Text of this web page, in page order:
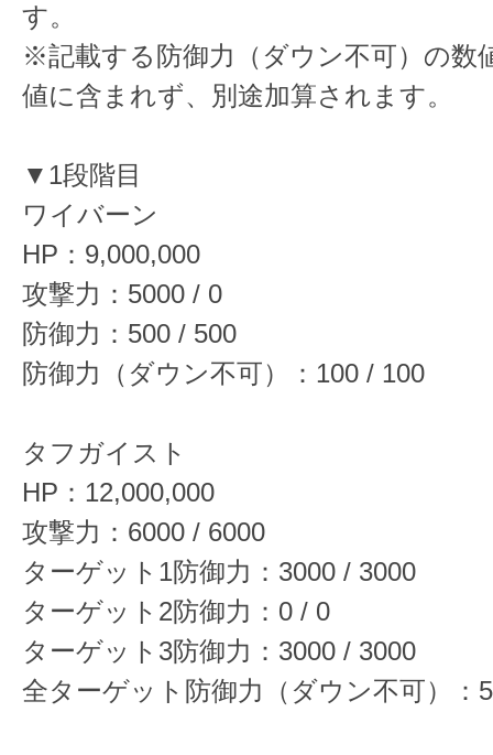
す。
※記載する防御力（ダウン不可）の数
値に含まれず、別途加算されます。
▼1段階目
ワイバーン
HP：9,000,000
攻撃力：5000 / 0
防御力：500 / 500
防御力（ダウン不可）：100 / 100
タフガイスト
HP：12,000,000
攻撃力：6000 / 6000
ターゲット1防御力：3000 / 3000
ターゲット2防御力：0 / 0
ターゲット3防御力：3000 / 3000
全ターゲット防御力（ダウン不可）：